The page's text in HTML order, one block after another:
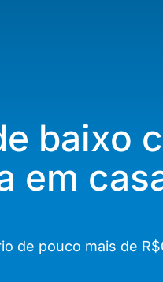
baixo
em
de pouco mais de